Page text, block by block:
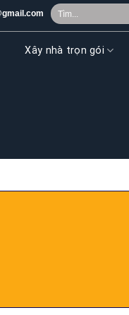
Search
for:
Xây nhà trọn gói